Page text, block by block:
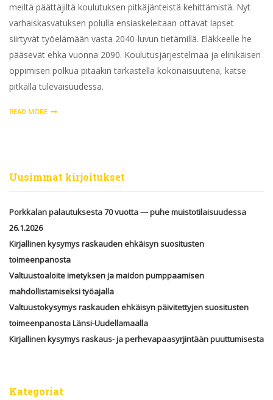
meiltä päättäjiltä koulutuksen pitkäjänteistä kehittämistä. Nyt
varhaiskasvatuksen polulla ensiaskeleitaan ottavat lapset
siirtyvät työelämään vasta 2040-luvun tietämillä. Eläkkeelle he
pääsevät ehkä vuonna 2090. Koulutusjärjestelmää ja elinikäisen
oppimisen polkua pitääkin tarkastella kokonaisuutena, katse
pitkällä tulevaisuudessa.
READ MORE
Uusimmat kirjoitukset
Porkkalan palautuksesta 70 vuotta — puhe muistotilaisuudessa
26.1.2026
Kirjallinen kysymys raskauden ehkäisyn suositusten
toimeenpanosta
Valtuustoaloite imetyksen ja maidon pumppaamisen
mahdollistamiseksi työajalla
Valtuustokysymys raskauden ehkäisyn päivitettyjen suositusten
toimeenpanosta Länsi-Uudellamaalla
Kirjallinen kysymys raskaus- ja perhevapaasyrjintään puuttumisesta
Kategoriat